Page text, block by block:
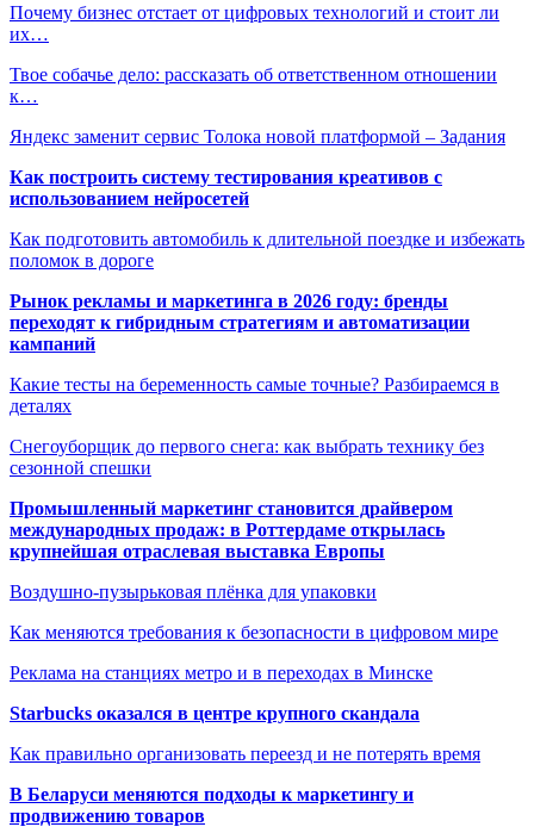
Почему бизнес отстает от цифровых технологий и стоит ли
их…
Твое собачье дело: рассказать об ответственном отношении
к…
Яндекс заменит сервис Толока новой платформой – Задания
Как построить систему тестирования креативов с
использованием нейросетей
Как подготовить автомобиль к длительной поездке и избежать
поломок в дороге
Рынок рекламы и маркетинга в 2026 году: бренды
переходят к гибридным стратегиям и автоматизации
кампаний
Какие тесты на беременность самые точные? Разбираемся в
деталях
Снегоуборщик до первого снега: как выбрать технику без
сезонной спешки
Промышленный маркетинг становится драйвером
международных продаж: в Роттердаме открылась
крупнейшая отраслевая выставка Европы
Воздушно-пузырьковая плёнка для упаковки
Как меняются требования к безопасности в цифровом мире
Реклама на станциях метро и в переходах в Минске
Starbucks оказался в центре крупного скандала
Как правильно организовать переезд и не потерять время
В Беларуси меняются подходы к маркетингу и
продвижению товаров